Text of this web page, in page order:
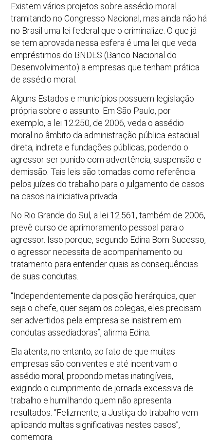
Existem vários projetos sobre assédio moral
tramitando no Congresso Nacional, mas ainda não há
no Brasil uma lei federal que o criminalize. O que já
se tem aprovada nessa esfera é uma lei que veda
empréstimos do BNDES (Banco Nacional do
Desenvolvimento) a empresas que tenham prática
de assédio moral.
Alguns Estados e municípios possuem legislação
própria sobre o assunto. Em São Paulo, por
exemplo, a lei 12.250, de 2006, veda o assédio
moral no âmbito da administração pública estadual
direta, indireta e fundações públicas, podendo o
agressor ser punido com advertência, suspensão e
demissão. Tais leis são tomadas como referência
pelos juízes do trabalho para o julgamento de casos
na casos na iniciativa privada.
No Rio Grande do Sul, a lei 12.561, também de 2006,
prevê curso de aprimoramento pessoal para o
agressor. Isso porque, segundo Edina Bom Sucesso,
o agressor necessita de acompanhamento ou
tratamento para entender quais as consequências
de suas condutas.
“Independentemente da posição hierárquica, quer
seja o chefe, quer sejam os colegas, eles precisam
ser advertidos pela empresa se insistirem em
condutas assediadoras”, afirma Edina.
Ela atenta, no entanto, ao fato de que muitas
empresas são coniventes e até incentivam o
assédio moral, propondo metas inatingíveis,
exigindo o cumprimento de jornada excessiva de
trabalho e humilhando quem não apresenta
resultados. “Felizmente, a Justiça do trabalho vem
aplicando multas significativas nestes casos”,
comemora.